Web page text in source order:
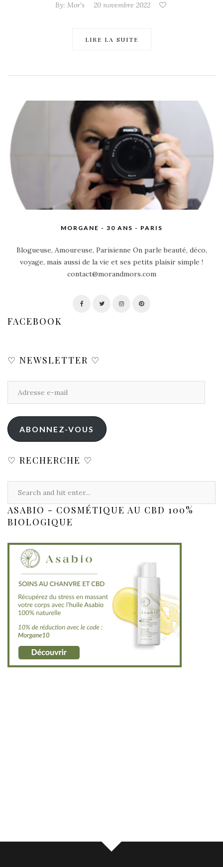
By: Mor's 20 novembre 2022
LIRE LA SUITE
MORGANE - 30 ANS - PARIS
Blogueuse, Amoureuse, Parisienne On parle beauté, déco,
voyage, mais aussi de la vie et ses petits plaisir simple !
contact@morandmors.com
FACEBOOK
♡ NEWSLETTER ♡
ABONNEZ-VOUS
♡ RECHERCHE ♡
ASABIO - COSMÉTIQUE AU CBD 100%
BIOLOGIQUE